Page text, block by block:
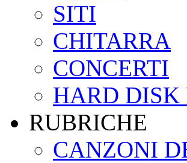
SITI
CHITARRA
CONCERTI
HARD DISK
RUBRICHE
CANZONI